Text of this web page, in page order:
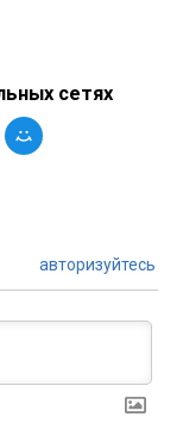
сетях
авторизуйтесь